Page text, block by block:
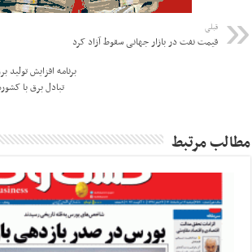
قبلی
قیمت نفت در بازار جهانی سقوط آزاد کرد
برنامه افزایش تولید
مطالب مرتبط